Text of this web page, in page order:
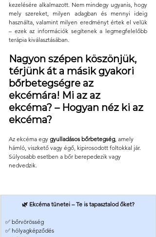
kezelésére alkalmazott. Nem mindegy ugyanis, hogy
mely szereket, milyen adagban és mennyi ideig
használta, valamint milyen eredményt értek el velük
– ezek az információk segítenek a legmegfelelőbb
terápia kiválasztásában.
Nagyon szépen köszönjük,
térjünk át a másik gyakori
bőrbetegségre az
ekcémára! Mi az az
ekcéma? – Hogyan néz ki az
ekcéma?
Az ekcéma egy gyulladásos bőrbetegség , amely
hámló, viszkető vagy égő, kipirosodott foltokkal jár.
Súlyosabb esetben a bőr berepedezik vagy
nedvedzik.
🌿 Ekcéma tünetei – Te is tapasztalod őket?
✅ bőrvörösség
✅ hólyagképződés